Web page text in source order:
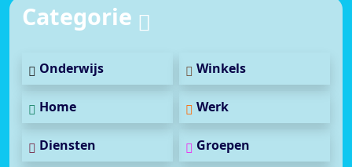
Categorie
Onderwijs Winkels
Home Werk
Diensten Groepen